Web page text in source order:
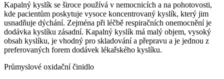
Kapalný kyslík se široce používá v nemocnicích a na pohotovosti,
kde pacientům poskytuje vysoce koncentrovaný kyslík, který jim
usnadňuje dýchání. Zejména při léčbě respiračních onemocnění je
dodávka kyslíku zásadní. Kapalný kyslík má malý objem, vysoký
obsah kyslíku, je vhodný pro skladování a přepravu a je jednou z
preferovaných forem dodávek lékařského kyslíku.
Průmyslové oxidační činidlo